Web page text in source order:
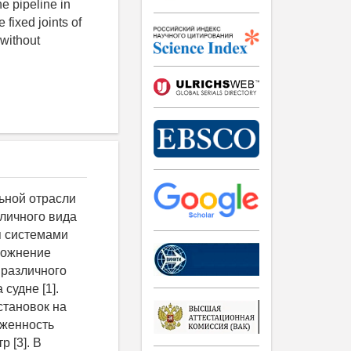
pipeline in
fixed joints of
только одна прямая труба 1, т. е. трубы 3 нет (см. рис. 6), то за счёт припуска на участке трубы 4, параллельном направлению прямой трубы, устраняется отклонение трассы от фактического положения второго жёстко фиксированного соединения в указанном направлении. Труба 1 поворачивается для компенсации отклонения в направлении, перпендикулярном плоскости трассы (см. рис. 6), и часть трассы, расположенная за прямой трубой возвращается в положение, параллельное первоначальному. Направление последнего участка трассы совпадёт с направлением фактического положения второго жёстко фиксированного соединения, и, за счёт припуска на последнем участке трубы, 4 трасса занимает необходимое для сборки положение - фактическое положение трассы после монтажа (рис. 7). Необходимая величина компенсации в направлении, перпендикулярном плоскости трассы (см. рис. 6), достигается путём установки соединений на забойную трубу 4 с допустимым перекосом. Если трасса состоит из двух труб - прямой 1 и трубы с параллельными участками 2 (труб 3 и 4 нет, см. рис. 6), то сочетаниями их разворотов в соединениях достигается компенсация отклонений в плоскости, перпендикулярной плоскости прямой трубы. Для компенсации отклонений в направлении прямой трубы назначается припуск на трубе с параллельными участками (забойной трубе). Действия по компенсации аналогичны рассмотренным выше для трассы с одной прямой тр